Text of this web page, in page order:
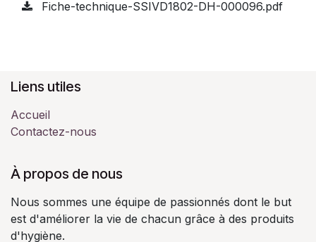
Fiche-technique-SSIVD1802-DH-000096.pdf
Liens utiles
Accueil
Contactez-nous
À propos de nous
Nous sommes une équipe de passionnés dont le but
est d'améliorer la vie de chacun grâce à des produits
d'hygiène.